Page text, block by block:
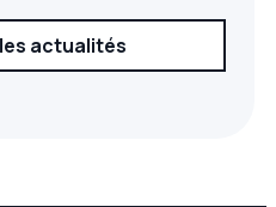
actualités